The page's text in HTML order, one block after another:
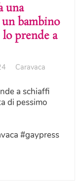
una
bambino
prende a
Caravaca
a schiaffi
di pessimo
#gaypress